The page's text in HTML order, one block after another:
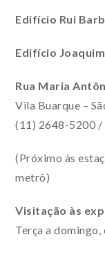
Edifício Rui
Edifício
Rua Maria
Vila Buarque –
(11) 2648-5200 /
(Próximo às
metrô)
Visitação às
Terça a domingo,